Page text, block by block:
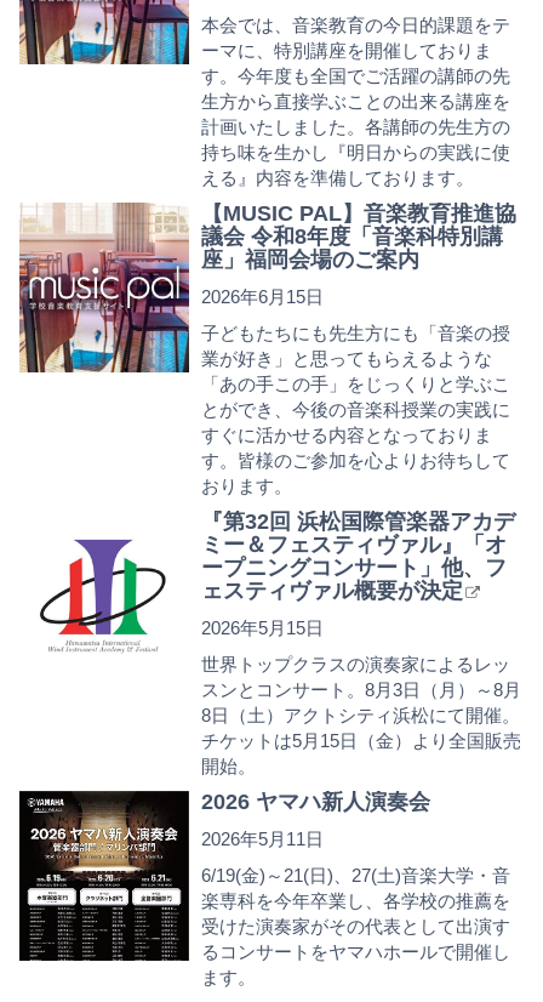
本会では、音楽教育の今日的課題をテ
ーマに、特別講座を開催しておりま
す。今年度も全国でご活躍の講師の先
生方から直接学ぶことの出来る講座を
計画いたしました。各講師の先生方の
持ち味を生かし『明日からの実践に使
える』内容を準備しております。
【MUSIC PAL】音楽教育推進協
議会 令和8年度「音楽科特別講
座」福岡会場のご案内
2026年6月15日
子どもたちにも先生方にも「音楽の授
業が好き」と思ってもらえるような
「あの手この手」をじっくりと学ぶこ
とができ、今後の音楽科授業の実践に
すぐに活かせる内容となっておりま
す。皆様のご参加を心よりお待ちして
おります。
『第32回 浜松国際管楽器アカデ
ミー＆フェスティヴァル』「オ
ープニングコンサート」他、フ
ェスティヴァル概要が決定
2026年5月15日
世界トップクラスの演奏家によるレッ
スンとコンサート。8月3日（月）～8月
8日（土）アクトシティ浜松にて開催。
チケットは5月15日（金）より全国販売
開始。
2026 ヤマハ新人演奏会
2026年5月11日
6/19(金)～21(日)、27(土)音楽大学・音
楽専科を今年卒業し、各学校の推薦を
受けた演奏家がその代表として出演す
るコンサートをヤマハホールで開催し
ます。